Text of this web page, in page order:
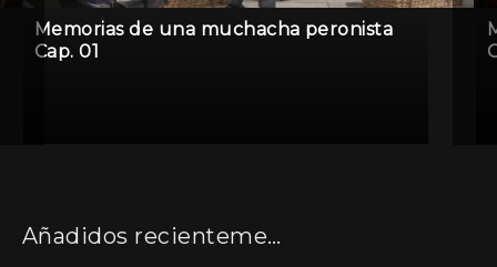
Memorias de una muchacha peronista
Cap. 01
Añadidos recientemente